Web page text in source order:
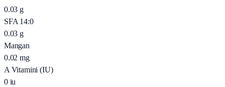
0.03 g
SFA 14:0
0.03 g
Mangan
0.02 mg
A Vitamini (IU)
0 iu